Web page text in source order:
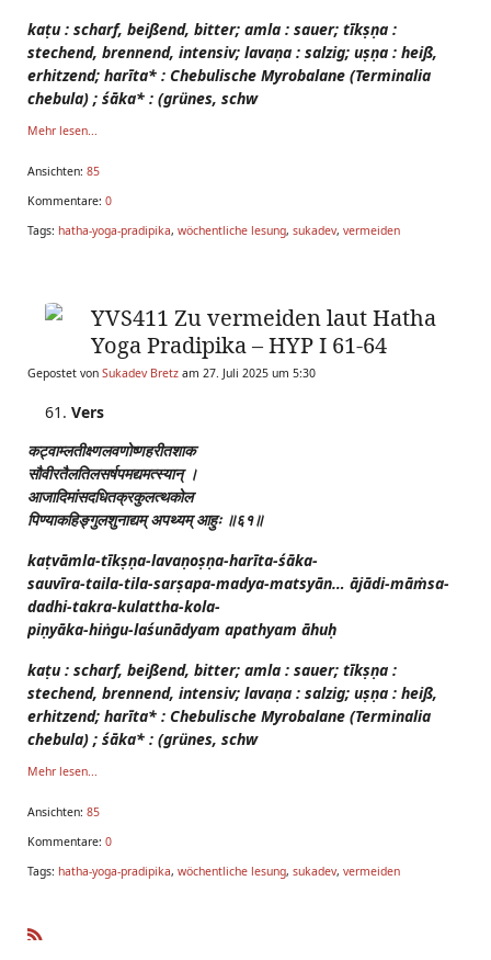
kaṭu : scharf, beißend, bitter; amla : sauer; tīkṣṇa :
stechend, brennend, intensiv; lavaṇa : salzig; uṣṇa : heiß,
erhitzend; harīta* : Chebulische Myrobalane (Terminalia
chebula) ; śāka* : (grünes, schw
Mehr lesen...
Ansichten: 85
Kommentare: 0
Tags: hatha-yoga-pradipika, wöchentliche lesung, sukadev, vermeiden
YVS411 Zu vermeiden laut Hatha
Yoga Pradipika – HYP I 61-64
Gepostet von Sukadev Bretz am 27. Juli 2025 um 5:30
Vers
कट्वाम्लतीक्ष्णलवणोष्णहरीतशाक
सौवीरतैलतिलसर्षपमद्यमत्स्यान् ।
आजादिमांसदधितक्रकुलत्थकोल
पिण्याकहिङ्गुलशुनाद्यम् अपथ्यम् आहुः ॥६१॥
kaṭvāmla-tīkṣṇa-lavaṇoṣṇa-harīta-śāka-
sauvīra-taila-tila-sarṣapa-madya-matsyān… ājādi-māṁsa-
dadhi-takra-kulattha-kola-
piṇyāka-hiṅgu-laśunādyam apathyam āhuḥ
kaṭu : scharf, beißend, bitter; amla : sauer; tīkṣṇa :
stechend, brennend, intensiv; lavaṇa : salzig; uṣṇa : heiß,
erhitzend; harīta* : Chebulische Myrobalane (Terminalia
chebula) ; śāka* : (grünes, schw
Mehr lesen...
Ansichten: 85
Kommentare: 0
Tags: hatha-yoga-pradipika, wöchentliche lesung, sukadev, vermeiden